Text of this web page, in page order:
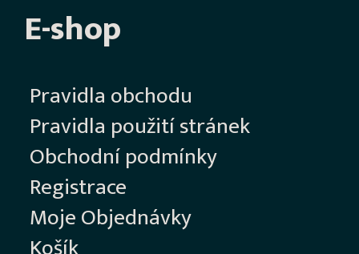
E-shop
Pravidla obchodu
Pravidla použití stránek
Obchodní podmínky
Registrace
Moje Objednávky